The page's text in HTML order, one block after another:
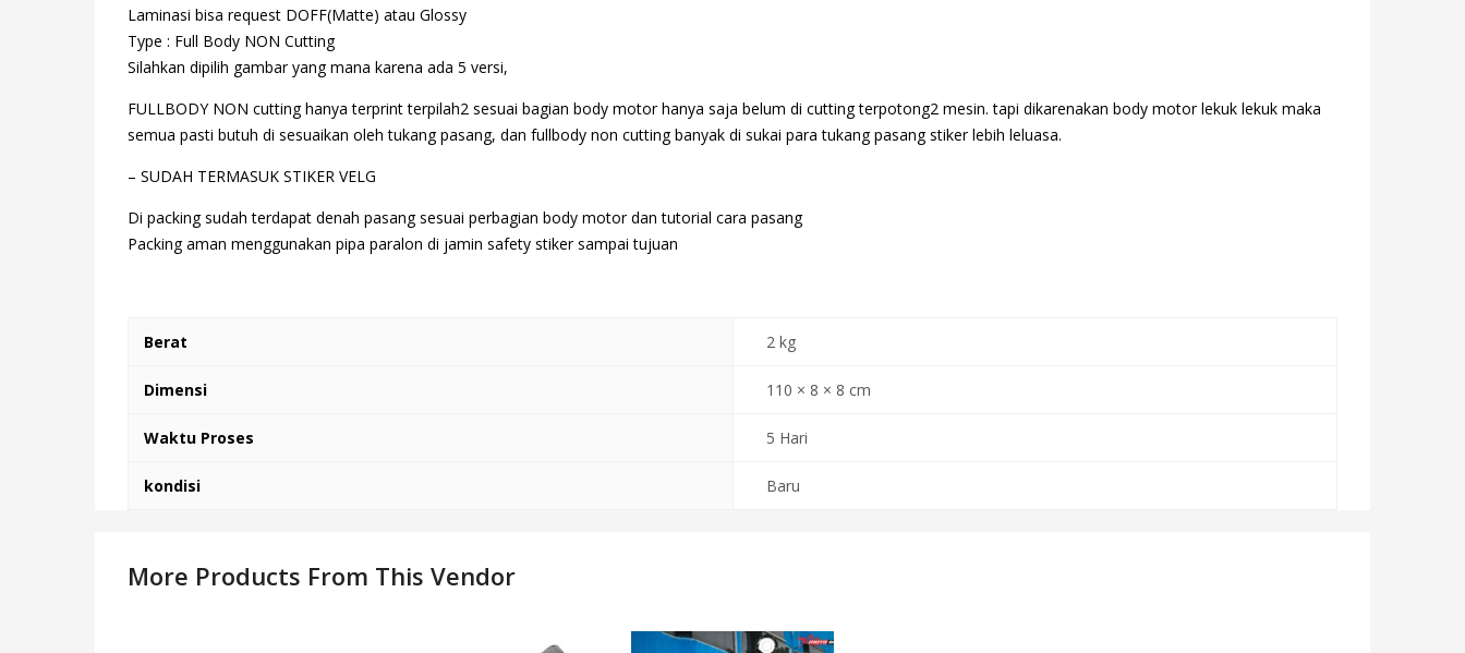
Laminasi bisa request DOFF(Matte) atau Glossy
Type : Full Body NON Cutting
Silahkan dipilih gambar yang mana karena ada 5 versi,
FULLBODY NON cutting hanya terprint terpilah2 sesuai bagian body motor hanya saja belum di cutting terpotong2 mesin. tapi dikarenakan body motor lekuk lekuk maka
semua pasti butuh di sesuaikan oleh tukang pasang, dan fullbody non cutting banyak di sukai para tukang pasang stiker lebih leluasa.
– SUDAH TERMASUK STIKER VELG
Di packing sudah terdapat denah pasang sesuai perbagian body motor dan tutorial cara pasang
Packing aman menggunakan pipa paralon di jamin safety stiker sampai tujuan
Berat 2 kg
Dimensi 110 × 8 × 8 cm
Waktu Proses 5 Hari
kondisi Baru
More Products From This Vendor